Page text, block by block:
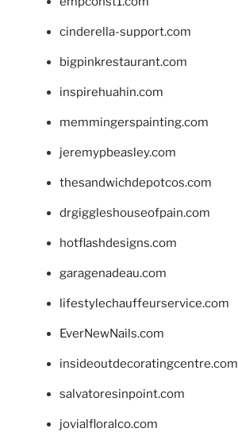
cinderella-support.com
bigpinkrestaurant.com
inspirehuahin.com
memmingerspainting.com
jeremypbeasley.com
thesandwichdepotcos.com
drgiggleshouseofpain.com
hotflashdesigns.com
garagenadeau.com
lifestylechauffeurservice.com
EverNewNails.com
insideoutdecoratingcentre.com
salvatoresinpoint.com
jovialfloralco.com